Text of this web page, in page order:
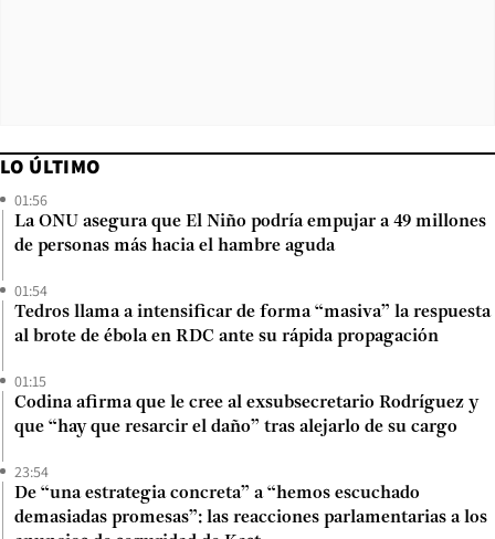
LO ÚLTIMO
01:56
La ONU asegura que El Niño podría empujar a 49 millones
de personas más hacia el hambre aguda
01:54
Tedros llama a intensificar de forma “masiva” la respuesta
al brote de ébola en RDC ante su rápida propagación
01:15
Codina afirma que le cree al exsubsecretario Rodríguez y
que “hay que resarcir el daño” tras alejarlo de su cargo
23:54
De “una estrategia concreta” a “hemos escuchado
demasiadas promesas”: las reacciones parlamentarias a los